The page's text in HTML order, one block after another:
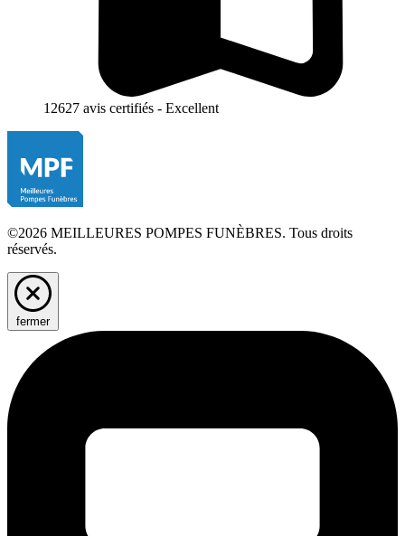
12627 avis certifiés - Excellent
©2026 MEILLEURES POMPES FUNÈBRES. Tous droits
réservés.
fermer